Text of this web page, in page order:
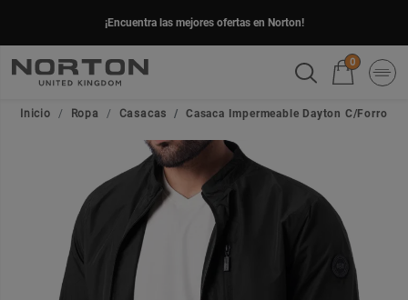
¡Encuentra las mejores ofertas en Norton!
0
Inicio Ropa Casacas Casaca Impermeable Dayton C/Forro